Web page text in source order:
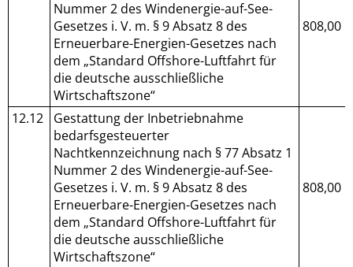
Nummer 2 des Windenergie-auf-See-
Gesetzes i. V. m. § 9 Absatz 8 des
Erneuerbare-Energien-Gesetzes nach
dem „Standard Offshore-Luftfahrt für
die deutsche ausschließliche
Wirtschaftszone“
808,00
12.12
Gestattung der Inbetriebnahme
bedarfsgesteuerter
Nachtkennzeichnung nach § 77 Absatz 1
Nummer 2 des Windenergie-auf-See-
Gesetzes i. V. m. § 9 Absatz 8 des
Erneuerbare-Energien-Gesetzes nach
dem „Standard Offshore-Luftfahrt für
die deutsche ausschließliche
Wirtschaftszone“
808,00